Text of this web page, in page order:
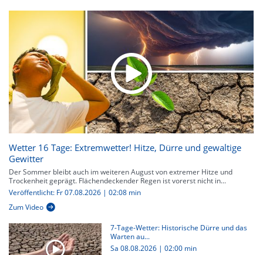
Wetter 16 Tage: Extremwetter! Hitze, Dürre und gewaltige
Gewitter
Der Sommer bleibt auch im weiteren August von extremer Hitze und
Trockenheit geprägt. Flächendeckender Regen ist vorerst nicht in...
Veröffentlicht: Fr 07.08.2026 | 02:08 min
Zum Video
7-Tage-Wetter: Historische Dürre und das
Warten au...
Sa 08.08.2026 | 02:00 min